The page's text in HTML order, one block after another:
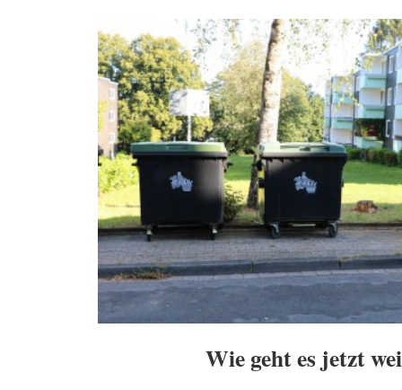
Wie geht es jetzt